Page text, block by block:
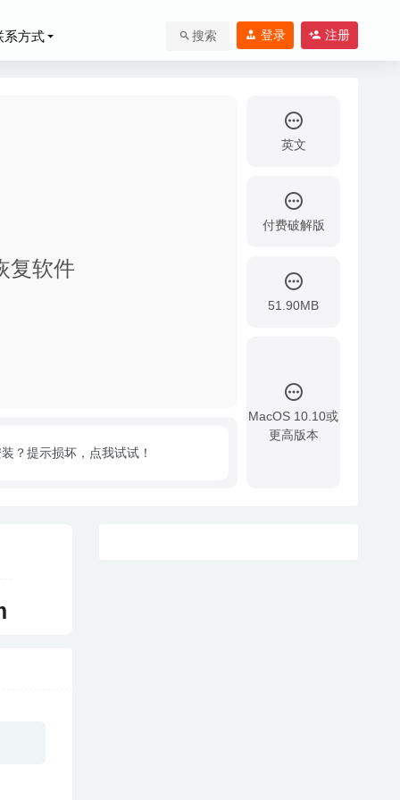
方式 搜索 登录 注册
复软件
英文
付费破解版
51.90MB
MacOS 10.10或
更高版本
？提示损坏，点我试试！
06-25